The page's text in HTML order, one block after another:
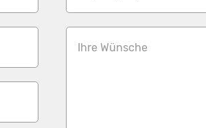
Ihre Wünsche